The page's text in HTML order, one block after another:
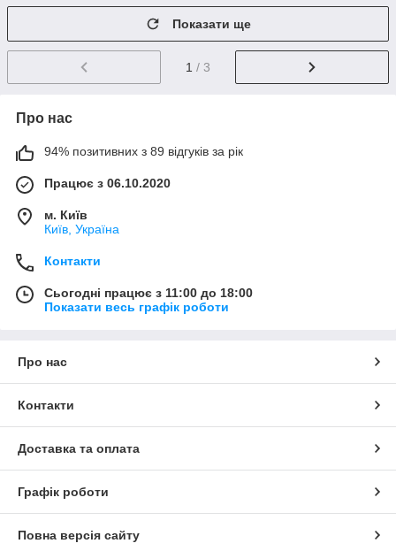
Показати ще
1 / 3
Про нас
94% позитивних з 89 відгуків за рік
Працює з 06.10.2020
м. Київ
Київ, Україна
Контакти
Сьогодні працює з 11:00 до 18:00
Показати весь графік роботи
Про нас
Контакти
Доставка та оплата
Графік роботи
Повна версія сайту